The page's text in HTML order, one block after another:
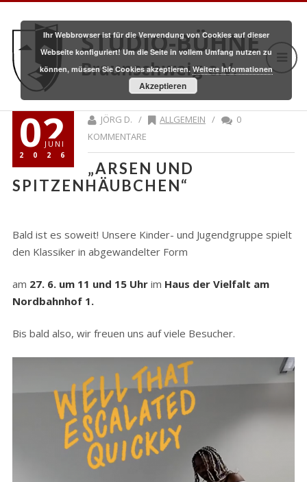
STUDIO-BÜHNE
Braunschweig e.V.
02
JUNI
2026
JÖRG D. / ALLGEMEIN /
0
KOMMENTARE
„ARSEN UND
SPITZENHÄUBCHEN“
Bald ist es soweit! Unsere Kinder- und Jugendgruppe spielt
den Klassiker in abgewandelter Form
am 27. 6. um 11 und 15 Uhrim Haus der Vielfalt am
Nordbahnhof 1.
Bis bald also, wir freuen uns auf viele Besucher.
Ihr Webbrowser ist für die Verwendung von Cookies auf dieser
Webseite konfiguriert! Um die Seite in vollem Umfang nutzen zu
können, müssen Sie Cookies akzeptieren. Weitere Informationen
Akzeptieren